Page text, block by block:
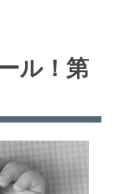
ル！第